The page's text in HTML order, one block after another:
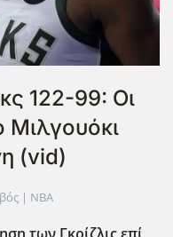
122-99: Οι
Μιλγουόκι
(vid)
| NBA
των Γκρίζλις επί